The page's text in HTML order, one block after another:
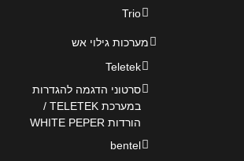
Trio
מערכות גילוי אש
Teletek
סרטוני הדגמה להגדרות
במערכת TELETEK /
הורדות WHITE PEPER
bentel